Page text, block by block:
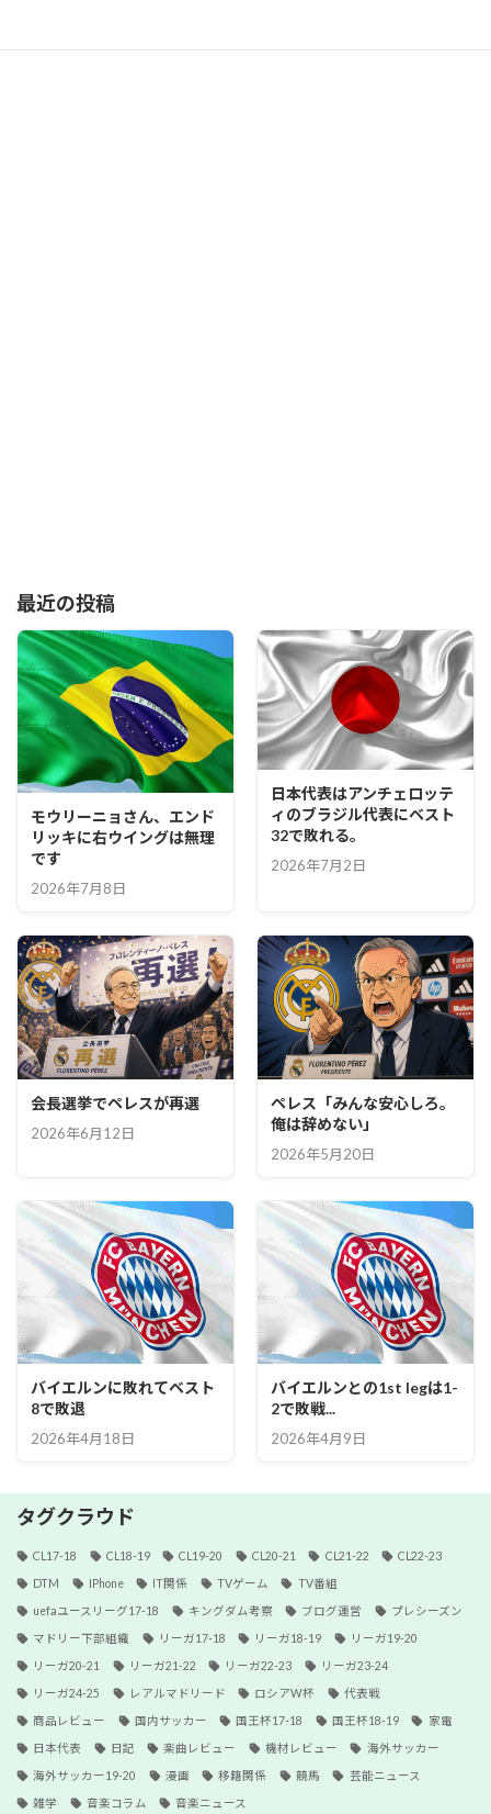
最近の投稿
モウリーニョさん、エンド
リッキに右ウイングは無理
です
2026年7月8日
日本代表はアンチェロッテ
ィのブラジル代表にベスト
32で敗れる。
2026年7月2日
会長選挙でペレスが再選
2026年6月12日
ペレス「みんな安心しろ。
俺は辞めない」
2026年5月20日
バイエルンに敗れてベスト
8で敗退
2026年4月18日
バイエルンとの1st legは1-
2で敗戦...
2026年4月9日
タグクラウド
CL17-18 CL18-19 CL19-20 CL20-21 CL21-22 CL22-23
DTM IPhone IT関係 TVゲーム TV番組
uefaユースリーグ17-18 キングダム考察 ブログ運営 プレシーズン
マドリー下部組織 リーガ17-18 リーガ18-19 リーガ19-20
リーガ20-21 リーガ21-22 リーガ22-23 リーガ23-24
リーガ24-25 レアルマドリード ロシアW杯 代表戦
商品レビュー 国内サッカー 国王杯17-18 国王杯18-19 家電
日本代表 日記 楽曲レビュー 機材レビュー 海外サッカー
海外サッカー19-20 漫画 移籍関係 競馬 芸能ニュース
雑学 音楽コラム 音楽ニュース